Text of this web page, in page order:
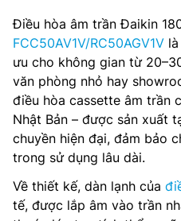
Điều hòa âm trần Đaikin
FCC50AV1V/RC50AGV1V
ưu cho không gian từ
văn phòng nhỏ hay
điều hòa cassette âm trần
Nhật Bản – được sản xuất
chuyền hiện đại, đảm bảo
trong sử dụng lâu dài.
Về thiết kế, dàn lạnh của
tế, được lắp âm vào trần